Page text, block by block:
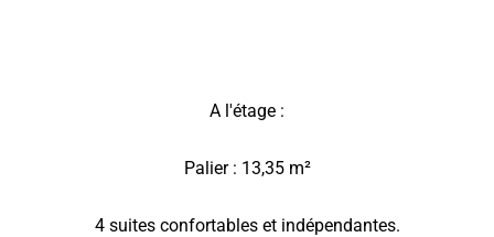
A l'étage :
Palier : 13,35 m²
4 suites confortables et indépendantes.